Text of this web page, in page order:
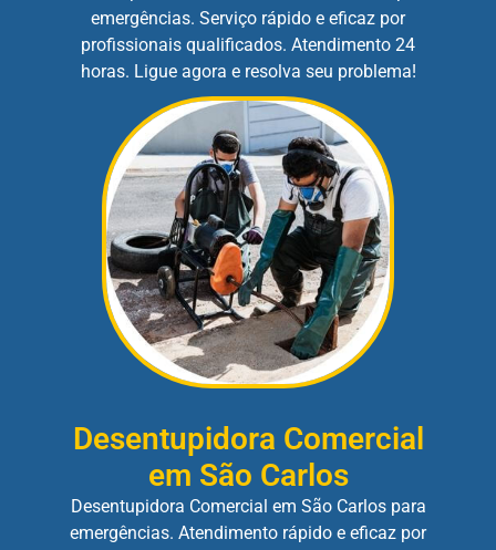
emergências. Serviço rápido e eficaz por
profissionais qualificados. Atendimento 24
horas. Ligue agora e resolva seu problema!
Desentupidora Comercial
em São Carlos
Desentupidora Comercial em São Carlos para
emergências. Atendimento rápido e eficaz por